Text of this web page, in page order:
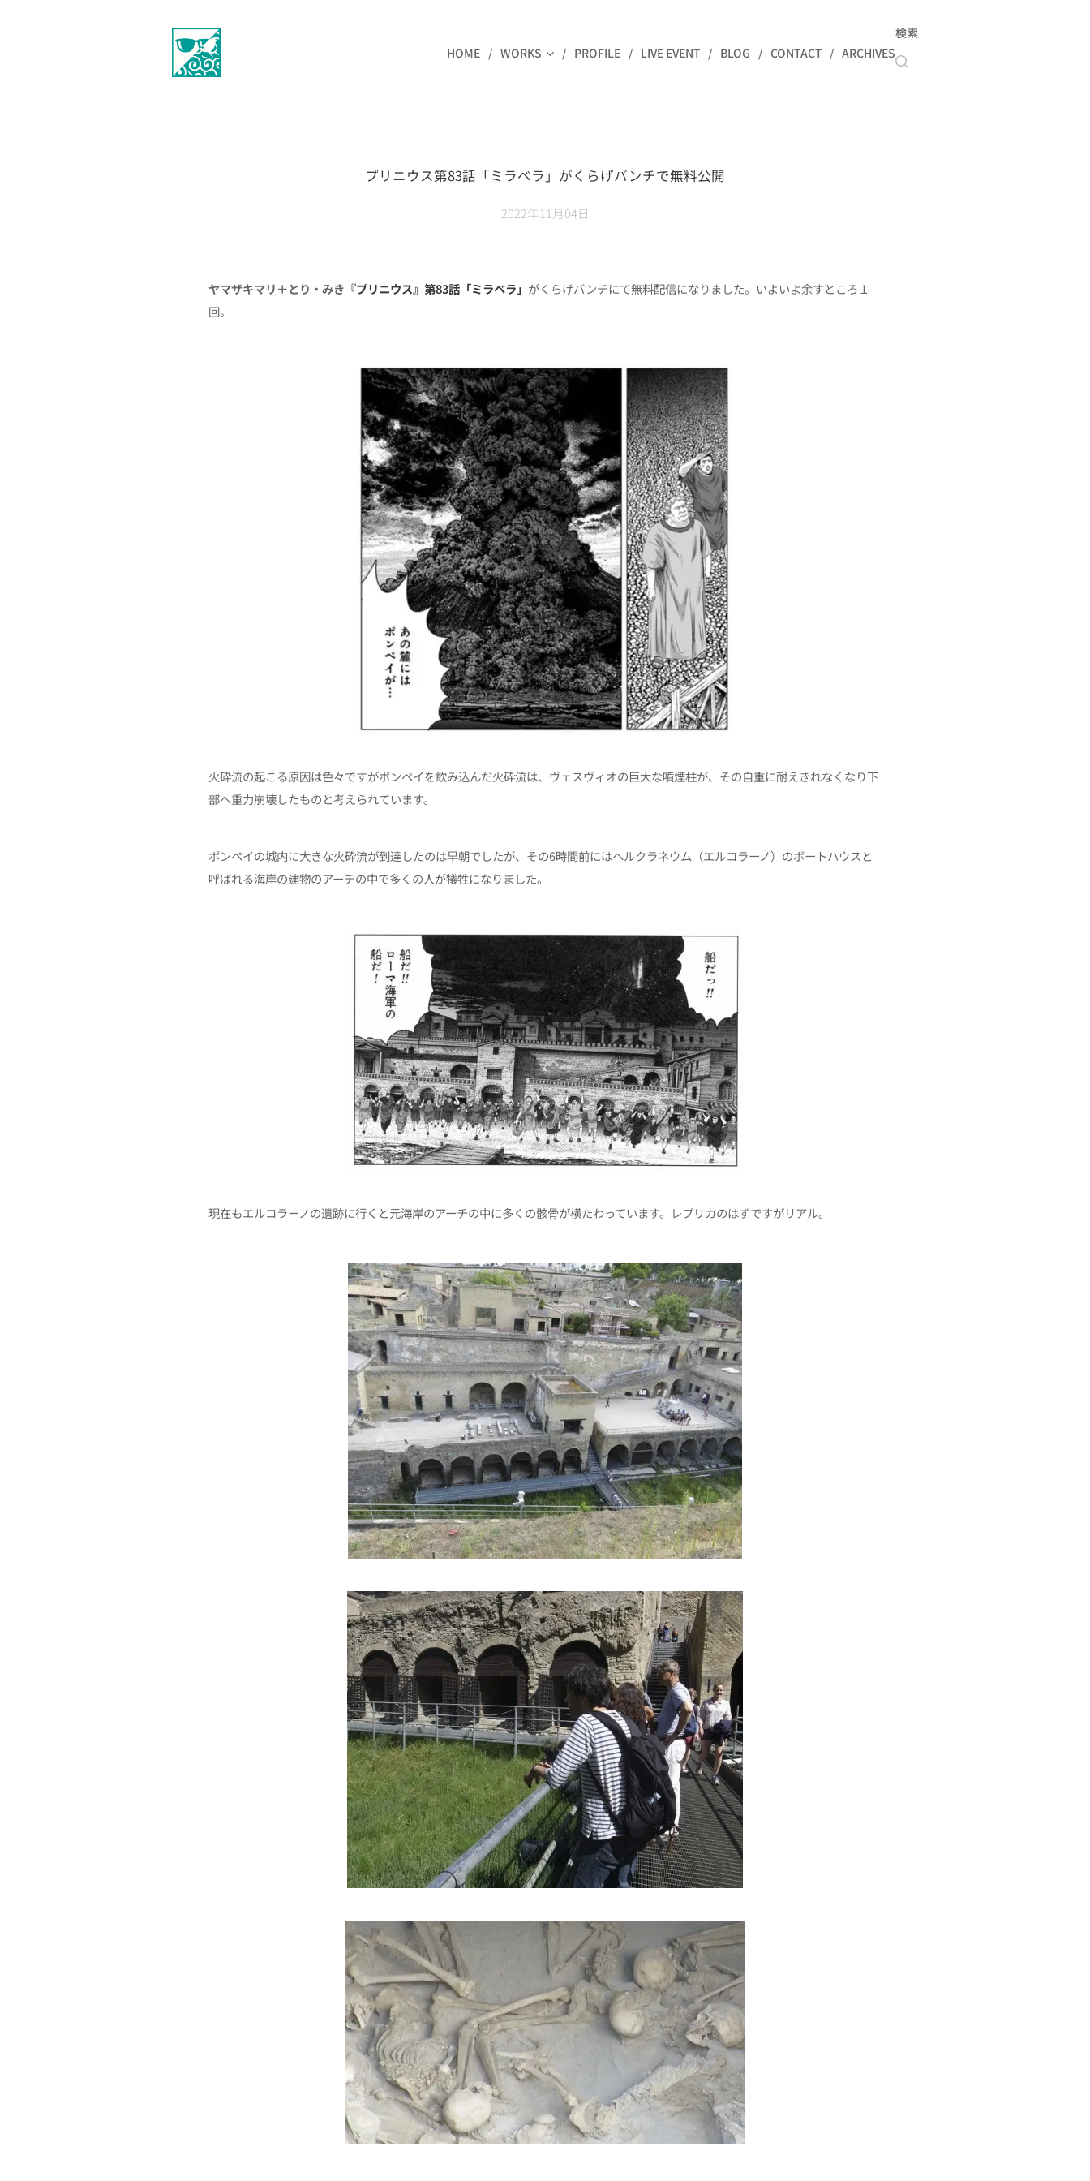
HOME WORKS PROFILE LIVE EVENT BLOG CONTACT ARCHIVES
検索
プリニウス第83話「ミラベラ」がくらげバンチで無料公開
2022年11月04日
ヤマザキマリ＋とり・みき 『プリニウス』第83話「ミラベラ」 がくらげバンチにて無料配信になりました。いよいよ余すところ１
回。
火砕流の起こる原因は色々ですがポンペイを飲み込んだ火砕流は、ヴェスヴィオの巨大な噴煙柱が、その自重に耐えきれなくなり下
部へ重力崩壊したものと考えられています。
ポンペイの城内に大きな火砕流が到達したのは早朝でしたが、その6時間前にはヘルクラネウム（エルコラーノ）のボートハウスと
呼ばれる海岸の建物のアーチの中で多くの人が犠牲になりました。
現在もエルコラーノの遺跡に行くと元海岸のアーチの中に多くの骸骨が横たわっています。レプリカのはずですがリアル。